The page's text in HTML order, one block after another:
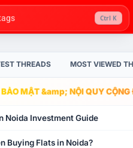
Ctrl K
THREADS MOST VIEWED
MẬT &amp; NỘI QUY
Noida Investment Guide
Buying Flats in Noida?